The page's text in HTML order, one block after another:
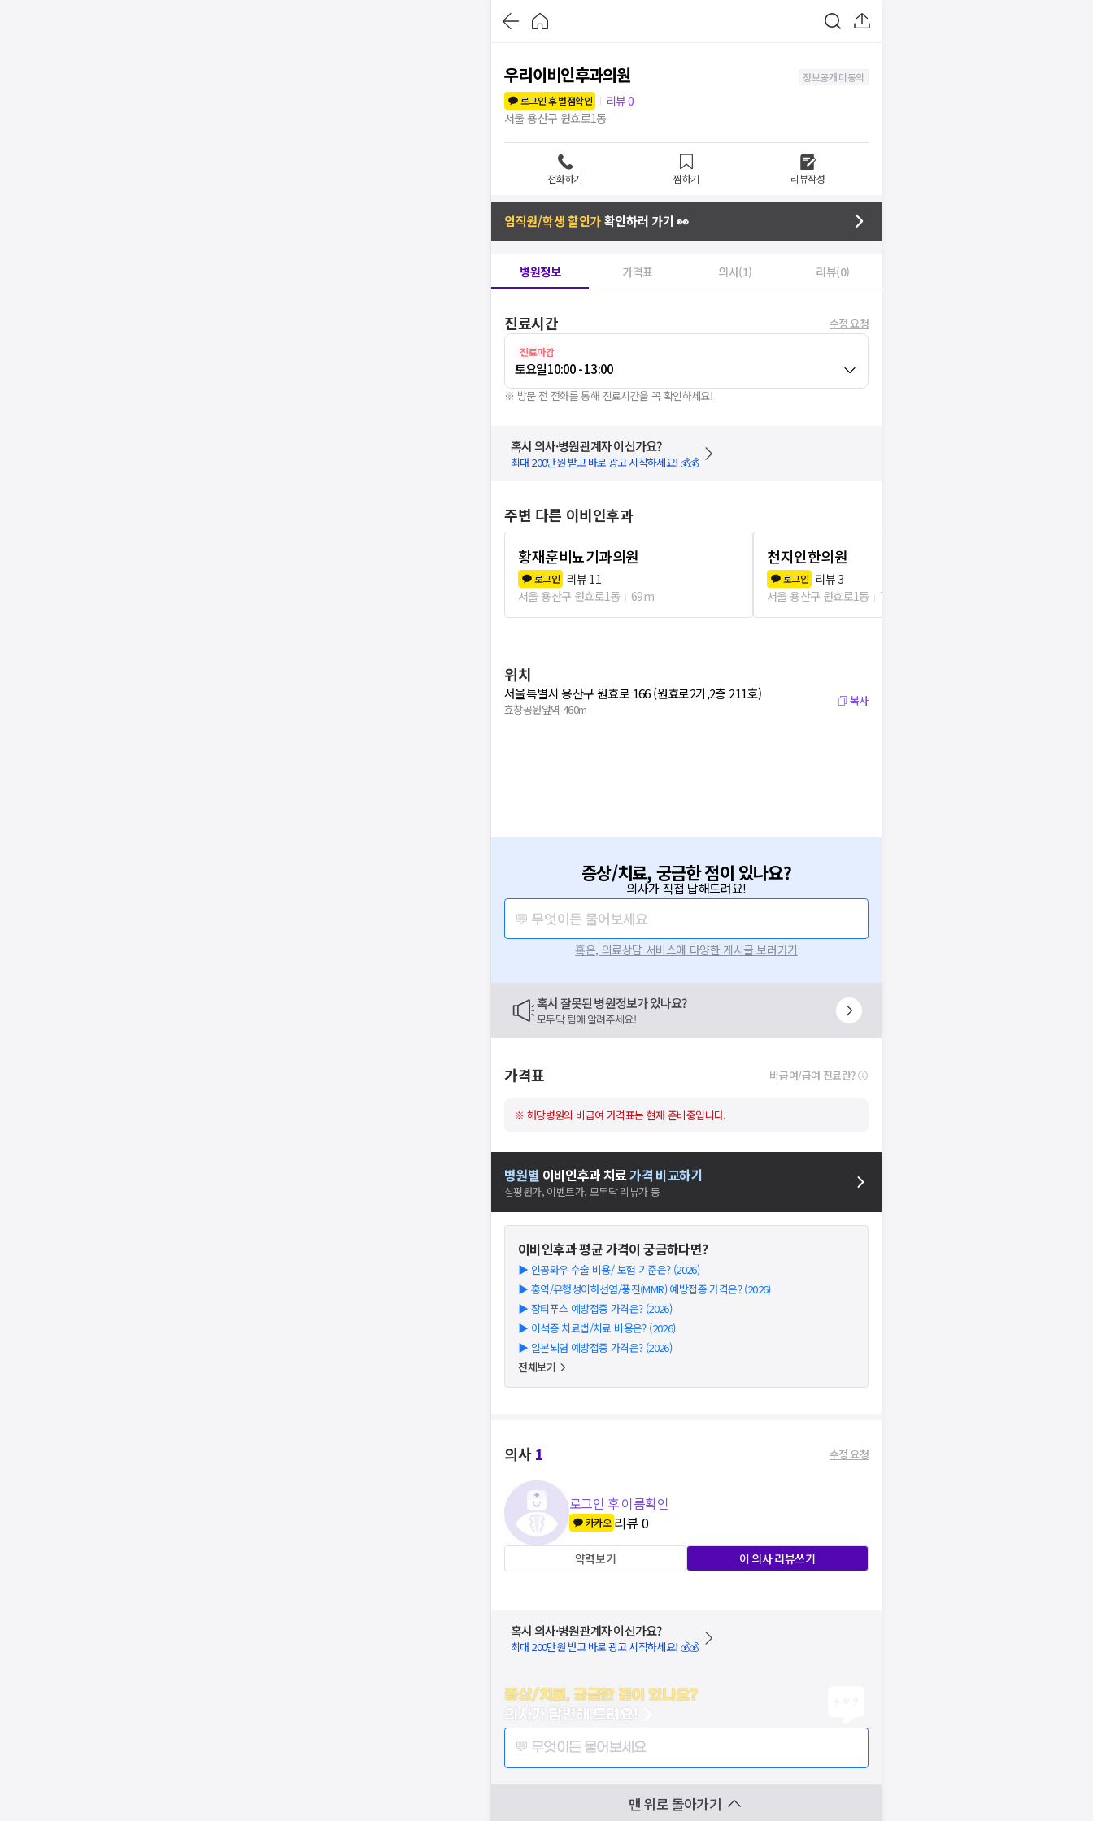
우리이비인후과의원
정보공개 미동의
로그인 후 별점확인
리뷰0
서울 용산구 원효로1동
전화하기 찜하기 리뷰작성
임직원/학생 할인가확인하러 가기 👀
병원정보 가격표 의사(1) 리뷰(0)
진료시간 수정 요청
진료마감
토요일10:00 - 13:00
※ 방문 전 전화를 통해 진료시간을 꼭 확인하세요!
혹시 의사·병원관계자 이신가요?
최대 200만원 받고 바로 광고 시작하세요! 💰💰
주변 다른 이비인후과
황재훈비뇨기과의원
로그인 리뷰 11
서울 용산구 원효로1동
69m
천지인한의원
로그인 리뷰 3
서울 용산구 원효로1동
71m
위치
서울특별시 용산구 원효로 166 (원효로2가,2층 211호)
효창공원앞역 460m
복사
증상/치료, 궁금한 점이 있나요?
의사가 직접 답해드려요!
💬 무엇이든 물어보세요
혹은, 의료상담 서비스에 다양한 게시글 보러가기
혹시 잘못된 병원정보가 있나요?
모두닥 팀에 알려주세요!
가격표 비급여/급여 진료란?
※ 해당병원의 비급여 가격표는 현재 준비중입니다.
병원별 이비인후과치료가격 비교하기
심평원가, 이벤트가, 모두닥 리뷰가 등
이비인후과평균 가격이 궁금하다면?
▶ 인공와우 수술 비용/ 보험 기준은? (2026)
▶ 홍역/유행성이하선염/풍진(MMR) 예방접종 가격은? (2026)
▶ 장티푸스 예방접종 가격은? (2026)
▶ 이석증 치료법/치료 비용은? (2026)
▶ 일본뇌염 예방접종 가격은? (2026)
전체보기
의사1 수정 요청
로그인 후 이름확인
카카오 리뷰0
약력보기 이 의사 리뷰쓰기
혹시 의사·병원관계자 이신가요?
최대 200만원 받고 바로 광고 시작하세요! 💰💰
증상/치료, 궁금한 점이 있나요?
의사가 답변해 드려요!
💬 무엇이든 물어보세요
맨 위로 돌아가기